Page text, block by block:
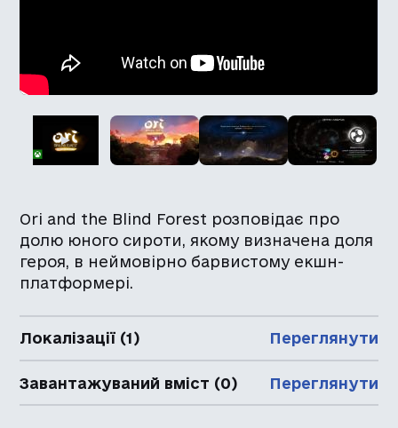
Ori and the Blind Forest розповідає про
долю юного сироти, якому визначена доля
героя, в неймовірно барвистому екшн-
платформері.
Локалізації (1) Переглянути
Завантажуваний вміст (0) Переглянути